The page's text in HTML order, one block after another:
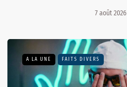
7 août 2026
A LA UNE FAITS DIVERS